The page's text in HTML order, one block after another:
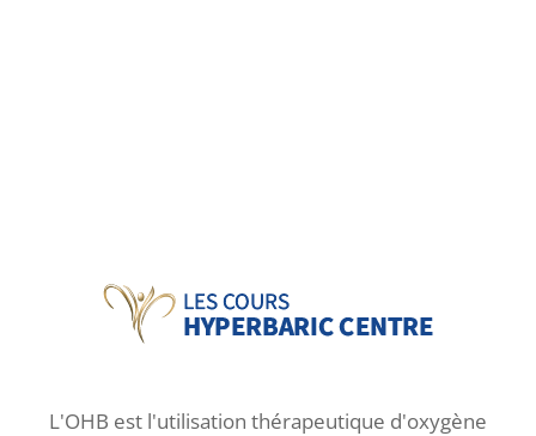
L'OHB est l'utilisation thérapeutique d'oxygène